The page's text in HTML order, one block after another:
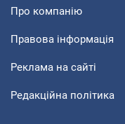
Про компанію
Правова інформація
Реклама на сайті
Редакційна політика